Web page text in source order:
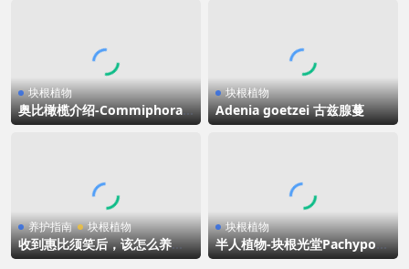
块根植物
奥比橄榄介绍-Commiphora
orbicularis
块根植物
Adenia goetzei 古兹腺蔓
养护指南 块根植物
收到惠比须笑后，该怎么养护
呢？
块根植物
半人植物-块根光堂Pachypodi
um namaquanum